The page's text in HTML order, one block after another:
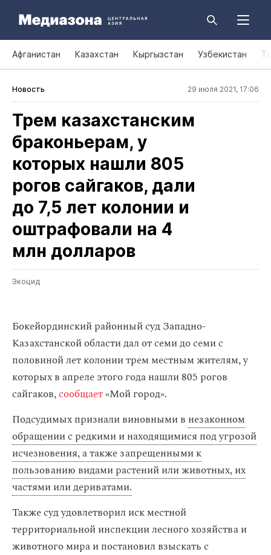
Афганистан Казахстан Кыргызстан Узбекистан
Новость 29 июля 2021, 17:06
Трем казахстанским
браконьерам, у
которых нашли 805
рогов сайгаков, дали
до 7,5 лет колонии и
оштрафовали на 4
млн долларов
Экоцид
Бокейординский районный суд Западно-
Казахстанской области дал от семи до семи с
половиной лет колонии трем местным жителям, у
которых в апреле этого года нашли 805 рогов
сайгаков,сообщает«Мой город».
Подсудимых признали виновными в незаконном
обращении с редкими и находящимися под угрозой
исчезновения, а также запрещенными к
пользованию видами растений или животных, их
частями или дериватами.
Также суд удовлетворил иск местной
территориальной инспекции лесного хозяйства и
животного мира и постановил взыскать с